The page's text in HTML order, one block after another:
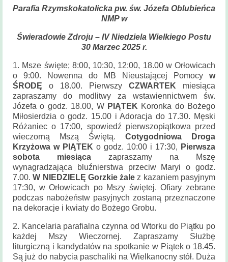
Sakrament Chrztu
Sakrament Bierzmowania
Sakrament chorych
Sakrament pokuty
Zakres
terytorialny
Historia
parafii
Kontakt
KAMERA
Parafia Rzymskokatolicka pw. św. Józefa Oblubieńca
NMP w
Świeradowie Zdroju – IV Niedziela Wielkiego Postu
30 Marzec 2025 r.
1. Msze święte; 8:00, 10:30, 12:00, 18.00 w Orłowicach
o 9:00. Nowenna do MB Nieustającej Pomocy w
ŚRODĘ o 18.00. Pierwszy CZWARTEK miesiąca
zapraszamy do modlitwy za wstawiennictwem św.
Józefa o godz. 18.00, W PIĄTEK Koronka do Bożego
Miłosierdzia o godz. 15.00 i Adoracja do 17.30. Męski
Różaniec o 17:00, spowiedź pierwszopiątkowa przed
wieczorną Mszą Świętą. Cotygodniowa Droga
Krzyżowa w PIĄTEK o godz. 10:00 i 17:30, Pierwsza
sobota miesiąca zapraszamy na Mszę
wynagradzająca bluźnierstwa przeciw Maryi o godz.
7.00.W NIEDZIELĘ Gorzkie żale z kazaniem pasyjnym
17:30, w Orłowicach po Mszy świętej. Ofiary zebrane
podczas nabożeństw pasyjnych zostaną przeznaczone
na dekoracje i kwiaty do Bożego Grobu.
2. Kancelaria parafialna czynna od Wtorku do Piątku po
każdej Mszy Wieczornej. Zapraszamy Służbę
liturgiczną i kandydatów na spotkanie w Piątek o 18.45.
Są już do nabycia paschaliki na Wielkanocny stół. Duża